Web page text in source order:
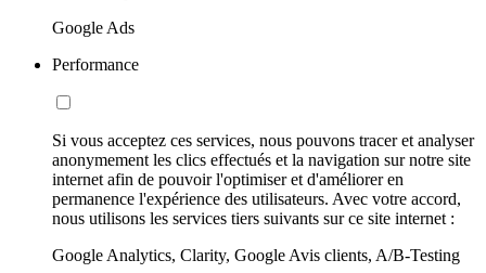
Google Ads
Performance
Si vous acceptez ces services, nous pouvons tracer et analyser
anonymement les clics effectués et la navigation sur notre site
internet afin de pouvoir l'optimiser et d'améliorer en
permanence l'expérience des utilisateurs. Avec votre accord,
nous utilisons les services tiers suivants sur ce site internet :
Google Analytics, Clarity, Google Avis clients, A/B-Testing